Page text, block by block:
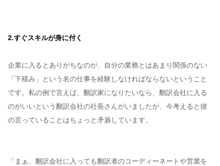
2.すぐスキルが身に付く
企業に入るとありがちなのが、自分の業務とはあまり関係のない
「下積み」という名の仕事を経験しなければならないということ
です。私の例で言えば、翻訳家になりたいなら、翻訳会社に入る
のがいいという翻訳会社の社長さんがいましたが、今考えると彼
の言っていることはちょっと矛盾しています。
「まぁ、翻訳会社に入っても翻訳者のコーディーネートや営業を